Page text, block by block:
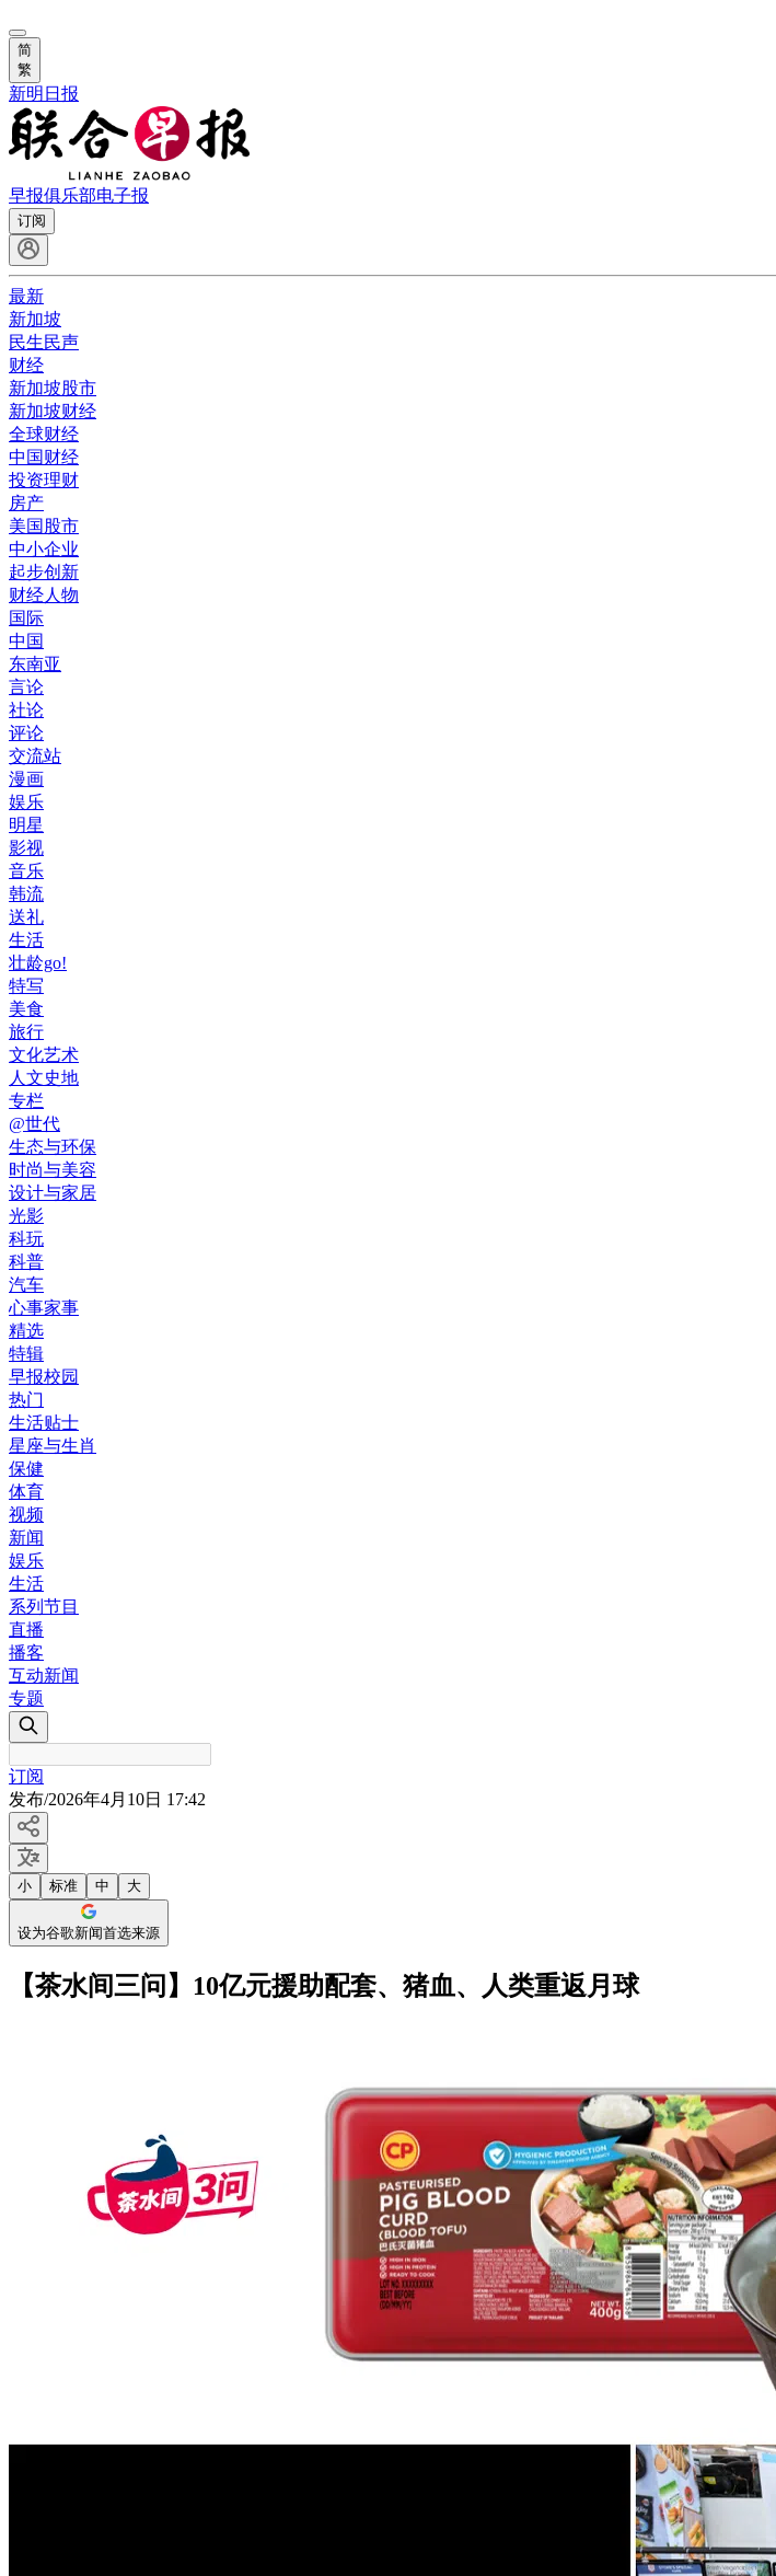
简
繁
新明日报
早报俱乐部电子报
订阅
最新
新加坡
民生民声
财经
新加坡股市
新加坡财经
全球财经
中国财经
投资理财
房产
美国股市
中小企业
起步创新
财经人物
国际
中国
东南亚
言论
社论
评论
交流站
漫画
娱乐
明星
影视
音乐
韩流
送礼
生活
壮龄go!
特写
美食
旅行
文化艺术
人文史地
专栏
@世代
生态与环保
时尚与美容
设计与家居
光影
科玩
科普
汽车
心事家事
精选
特辑
早报校园
热门
生活贴士
星座与生肖
保健
体育
视频
新闻
娱乐
生活
系列节目
直播
播客
互动新闻
专题
订阅
发布/2026年4月10日 17:42
小 标准 中 大
设为谷歌新闻首选来源
【茶水间三问】10亿元援助配套、猪血、人类重返月球